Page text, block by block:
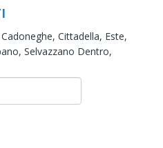
Cadoneghe, Cittadella, Este,
Selvazzano Dentro,